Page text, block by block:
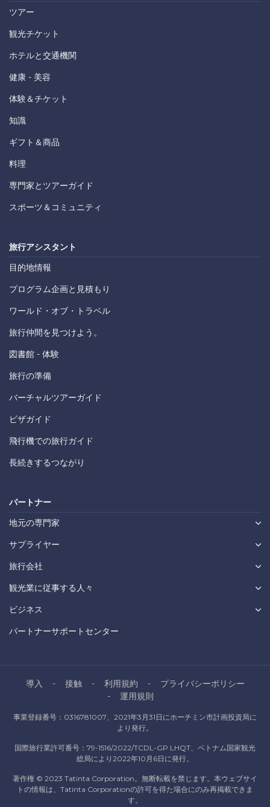
ツアー
観光チケット
ホテルと交通機関
健康 - 美容
体験＆チケット
知識
ギフト＆商品
料理
専門家とツアーガイド
スポーツ＆コミュニティ
旅行アシスタント
目的地情報
プログラム企画と見積もり
ワールド・オブ・トラベル
旅行仲間を見つけよう。
図書館 - 体験
旅行の準備
バーチャルツアーガイド
ビザガイド
飛行機での旅行ガイド
長続きするつながり
パートナー
地元の専門家
サプライヤー
旅行会社
観光業に従事する人々
ビジネス
パートナーサポートセンター
導入 接触 利用規約
プライバシーポリシー
運用規則
事業登録番号：0316781007、2021年3月31日にホーチミン市計画投資局に
より発行。
国際旅行業許可番号：79-1516/2022/TCDL-GP LHQT、ベトナム国家観光
総局により2022年10月6日に発行。
著作権 © 2023 Tatinta Corporation。無断転載を禁じます。本ウェブサイ
トの情報は、Tatinta Corporationの許可を得た場合にのみ再掲載できま
す。